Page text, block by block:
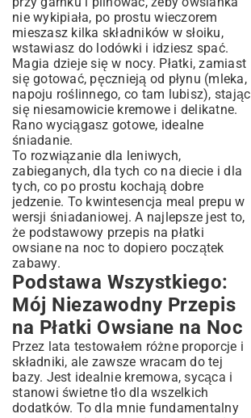
Przepis na Płatki Owsiane na Noc
Owsianka dla Każdego – Jak
Dopasować Przepis?
Nie Tylko Smak, Czyli Co Dobrego Daje
Nam Owsianka
Wasze Pytania i Moje Odpowiedzi
No to co, Spróbujesz?
nie wykipiała, po prostu wieczorem
mieszasz kilka składników w słoiku,
wstawiasz do lodówki i idziesz spać.
Magia dzieje się w nocy. Płatki, zamiast
się gotować, pęcznieją od płynu (mleka,
napoju roślinnego, co tam lubisz), stając
się niesamowicie kremowe i delikatne.
Rano wyciągasz gotowe, idealne
śniadanie.
To rozwiązanie dla leniwych,
zabieganych, dla tych co na diecie i dla
tych, co po prostu kochają dobre
jedzenie. To kwintesencja meal prepu w
wersji śniadaniowej. A najlepsze jest to,
że podstawowy przepis na płatki
owsiane na noc to dopiero początek
zabawy.
Podstawa Wszystkiego:
Mój Niezawodny Przepis
na Płatki Owsiane na Noc
Przez lata testowałem różne proporcje i
składniki, ale zawsze wracam do tej
bazy. Jest idealnie kremowa, sycąca i
stanowi świetne tło dla wszelkich
dodatków. To dla mnie fundamentalny